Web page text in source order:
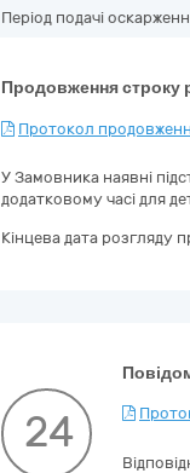
Період подачі
Продовження строку
Протокол
У Замовника наявні
додатковому часі для
Кінцева дата розгляду
24